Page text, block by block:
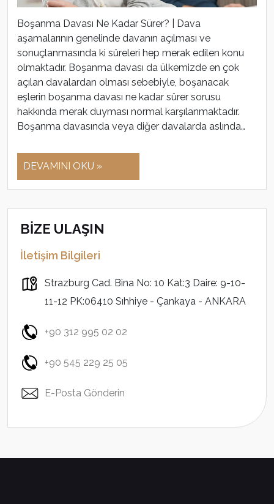
Boşanma Davası Ne Kadar Sürer? | Dava
aşamalarının genelinde davanın açılması ve
sonuçlanmasında ki süreleri hep merak edilen konu
olmaktadır. Boşanma davası da ülkemizde en çok
açılan davalardan olması sebebiyle, boşanacak
eşlerin boşanma davası ne kadar sürer sorusu
hakkında merak duyması normal karşılanmaktadır.
Boşanma davasında veya diğer davalarda aslında…
DEVAMINI OKU »
BİZE ULAŞIN
İletişim Bilgileri
Strazburg Cad. Bina No: 10 Kat:3 Daire: 9-10-
11-12 PK:06410 Sıhhiye - Çankaya - ANKARA
+90 312 995 02 02
+90 545 229 25 05
E-Posta Gönderin